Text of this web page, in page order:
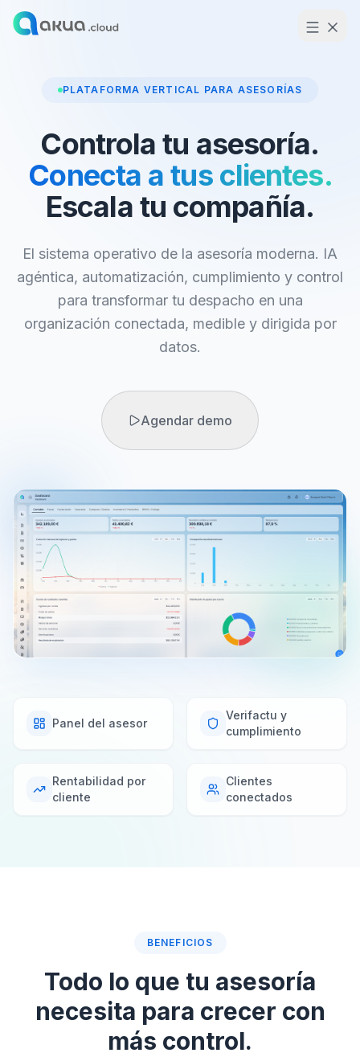
Agendar demo
PLATAFORMA VERTICAL PARA ASESORÍAS
Controla tu asesoría.
Conecta a tus clientes.
Escala tu compañía.
El sistema operativo de la asesoría moderna. IA
agéntica, automatización, cumplimiento y control
para transformar tu despacho en una
organización conectada, medible y dirigida por
datos.
Agendar demo
Panel del asesor
Verifactu y
cumplimiento
Rentabilidad por
cliente
Clientes
conectados
BENEFICIOS
Todo lo que tu asesoría
necesita para crecer con
más control.